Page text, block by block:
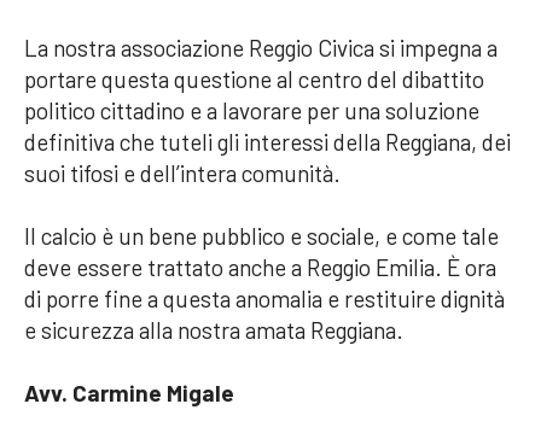
La nostra associazione Reggio Civica si impegna a
portare questa questione al centro del dibattito
politico cittadino e a lavorare per una soluzione
definitiva che tuteli gli interessi della Reggiana, dei
suoi tifosi e dell’intera comunità.
Il calcio è un bene pubblico e sociale, e come tale
deve essere trattato anche a Reggio Emilia. È ora
di porre fine a questa anomalia e restituire dignità
e sicurezza alla nostra amata Reggiana.
Avv. Carmine Migale